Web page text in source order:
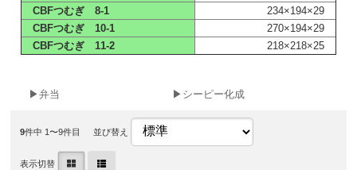
CBFつむぎ 8-1
234×194×29
CBFつむぎ 10-1
270×194×29
CBFつむぎ 11-2
218×218×25
▶弁当 ▶シーピー化成
9件中 1〜9件目 並び替え
表示切替